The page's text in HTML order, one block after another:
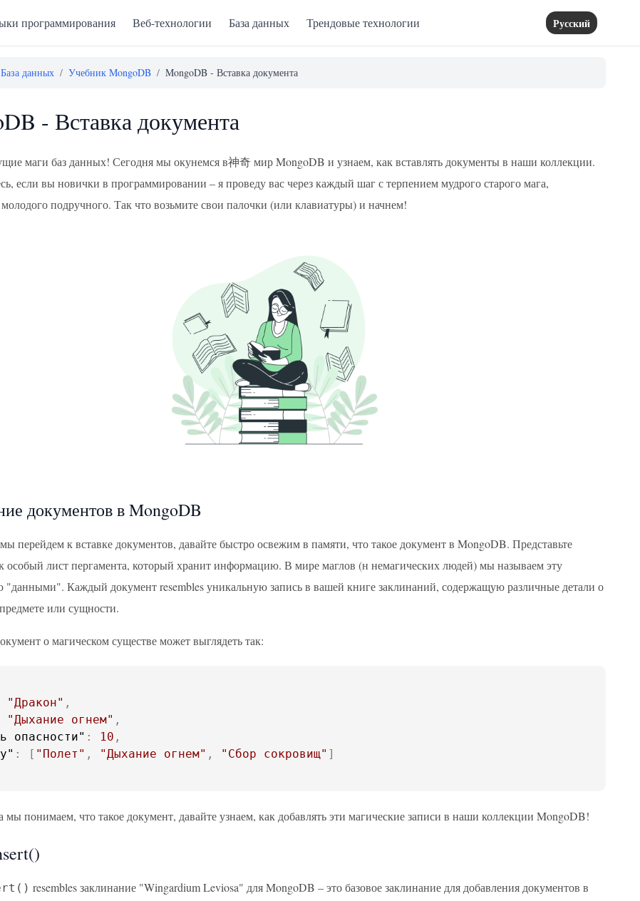
программирования Веб-технологии База данных Трендовые технологии Русский
База данных / Учебник MongoDB / MongoDB - Вставка документа
- Вставка документа
маги баз данных! Сегодня мы окунемся в神奇 мир MongoDB и узнаем, как вставлять документы в наши коллекции.
если вы новички в программировании – я проведу вас через каждый шаг с терпением мудрого старого мага,
подручного. Так что возьмите свои палочки (или клавиатуры) и начнем!
документов в MongoDB
перейдем к вставке документов, давайте быстро освежим в памяти, что такое документ в MongoDB. Представьте
особый лист пергамента, который хранит информацию. В мире маглов (н немагических людей) мы называем эту
Каждый документ resembles уникальную запись в вашей книге заклинаний, содержащую различные детали о
или сущности.
о магическом существе может выглядеть так:
"Дракон" ,
"Дыхание огнем" ,
опасности" : 10 ,
: [ "Полет" , "Дыхание огнем" , "Сбор сокровищ" ]
мы понимаем, что такое документ, давайте узнаем, как добавлять эти магические записи в наши коллекции MongoDB!
resembles заклинание "Wingardium Leviosa" для MongoDB – это базовое заклинание для добавления документов в